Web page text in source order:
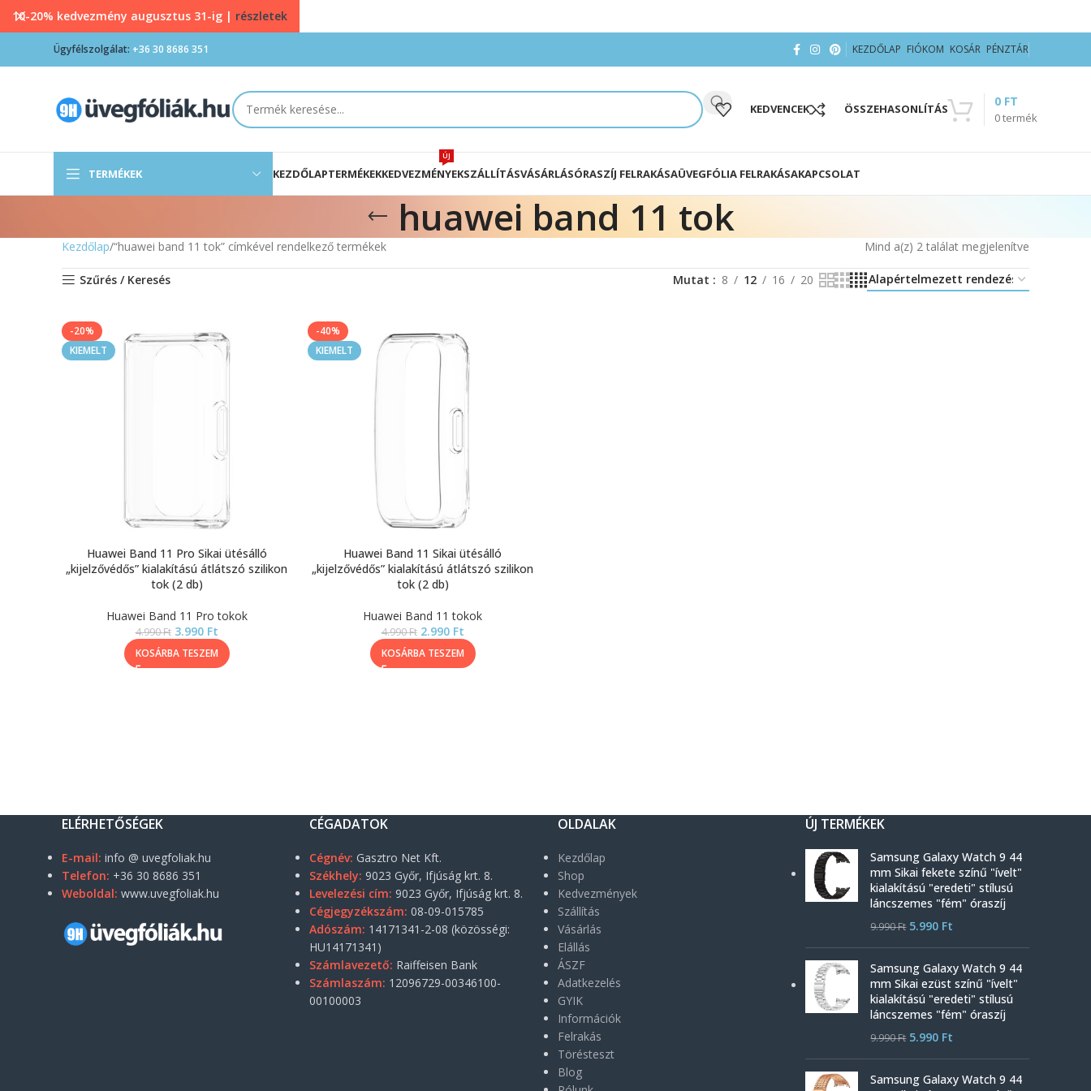
Ügyfélszolgálat: +36 30 8686 351 KEZDŐLAP FIÓKOM KOSÁR PÉNZTÁR
KEDVENCEK ÖSSZEHASONLÍTÁS
0termék
0 FT
TERMÉKEK KEZDŐLAPTERMÉKEKKEDVEZMÉNYEK
ÚJ
SZÁLLÍTÁSVÁSÁRLÁSÓRASZÍJ FELRAKÁSAÜVEGFÓLIA FELRAKÁSAKAPCSOLAT
huawei band 11 tok
Kezdőlap “huawei band 11 tok” címkével rendelkező termékek Mind a(z) 2 találat megjelenítve
Szűrés / Keresés Mutat 8 12 16 20
-20%
KIEMELT
Huawei Band 11 Pro Sikai ütésálló
„kijelzővédős” kialakítású átlátszó szilikon
tok (2 db)
Huawei Band 11 Pro tokok
4.990Ft 3.990 Ft
KOSÁRBA TESZEM
-40%
KIEMELT
Huawei Band 11 Sikai ütésálló
„kijelzővédős” kialakítású átlátszó szilikon
tok (2 db)
Huawei Band 11 tokok
4.990Ft 2.990 Ft
KOSÁRBA TESZEM
ELÉRHETŐSÉGEK
E-mail: info @ uvegfoliak.hu
Telefon: +36 30 8686 351
Weboldal: www.uvegfoliak.hu
CÉGADATOK
Cégnév: Gasztro Net Kft.
Székhely: 9023 Győr, Ifjúság krt. 8.
Levelezési cím: 9023 Győr, Ifjúság krt. 8.
Cégjegyzékszám: 08-09-015785
Adószám: 14171341-2-08 (közösségi:
HU14171341)
Számlavezető: Raiffeisen Bank
Számlaszám: 12096729-00346100-
00100003
OLDALAK
Kezdőlap
Shop
Kedvezmények
Szállítás
Vásárlás
Elállás
ÁSZF
Adatkezelés
GYIK
Információk
Felrakás
Törésteszt
Blog
ÚJ TERMÉKEK
Samsung Galaxy Watch 9 44
mm Sikai fekete színű "ívelt"
kialakítású "eredeti" stílusú
láncszemes "fém" óraszíj
9.990Ft 5.990 Ft
Samsung Galaxy Watch 9 44
mm Sikai ezüst színű "ívelt"
kialakítású "eredeti" stílusú
láncszemes "fém" óraszíj
9.990Ft 5.990 Ft
Samsung Galaxy Watch 9 44
10-20% kedvezmény augusztus 31-ig | részletek